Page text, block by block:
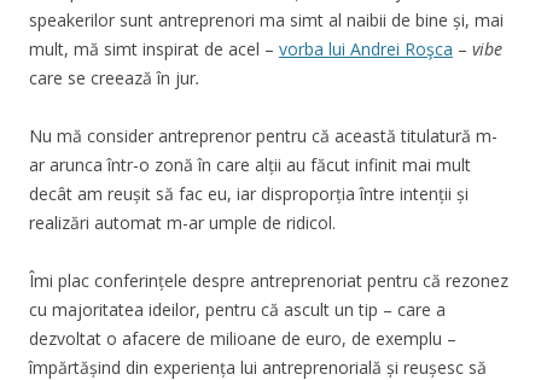
speakerilor sunt antreprenori ma simt al naibii de bine și, mai
mult, mă simt inspirat de acel – vorba lui Andrei Roşca – vibe
care se creează în jur.
Nu mă consider antreprenor pentru că această titulatură m-
ar arunca într-o zonă în care alții au făcut infinit mai mult
decât am reușit să fac eu, iar disproporția între intenții și
realizări automat m-ar umple de ridicol.
Îmi plac conferințele despre antreprenoriat pentru că rezonez
cu majoritatea ideilor, pentru că ascult un tip – care a
dezvoltat o afacere de milioane de euro, de exemplu –
împărtășind din experiența lui antreprenorială și reușesc să